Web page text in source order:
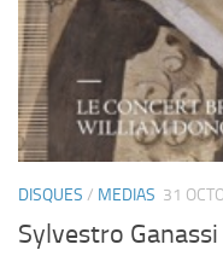
DISQUES / MEDIAS 31
Sylvestro